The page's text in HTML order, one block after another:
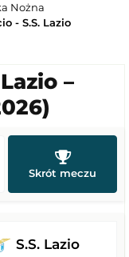
Nożna
- S.S. Lazio
–
Skrót meczu
S.S. Lazio